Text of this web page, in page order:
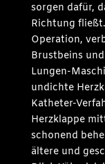
sorgen dafür,
Richtung
Operation,
Brustbeins
Lungen-
undichte
Katheter-
Herzklappe
schonend
ältere und